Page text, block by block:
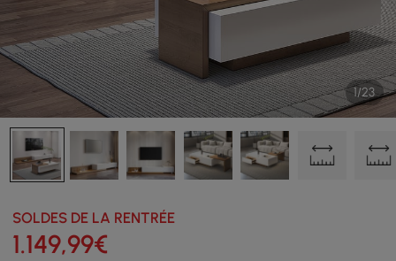
1/23
SOLDES DE LA RENTRÉE
1.149,99€